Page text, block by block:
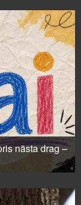
nästa drag –